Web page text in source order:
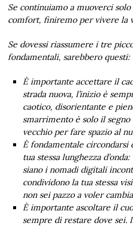
Se continuiamo a muoverci
comfort, finiremo per vivere la
Se dovessi riassumere i tre
fondamentali, sarebbero questi:
È importante accettare il
strada nuova, l’inizio è
caotico, disorientante e
smarrimento è solo il segno
vecchio per fare spazio al
È fondamentale circondarsi
tua stessa lunghezza
siano i nomadi digitali
condividono la tua stessa
non sei pazzo a voler
È importante ascoltare il
sempre di restare dove sei.